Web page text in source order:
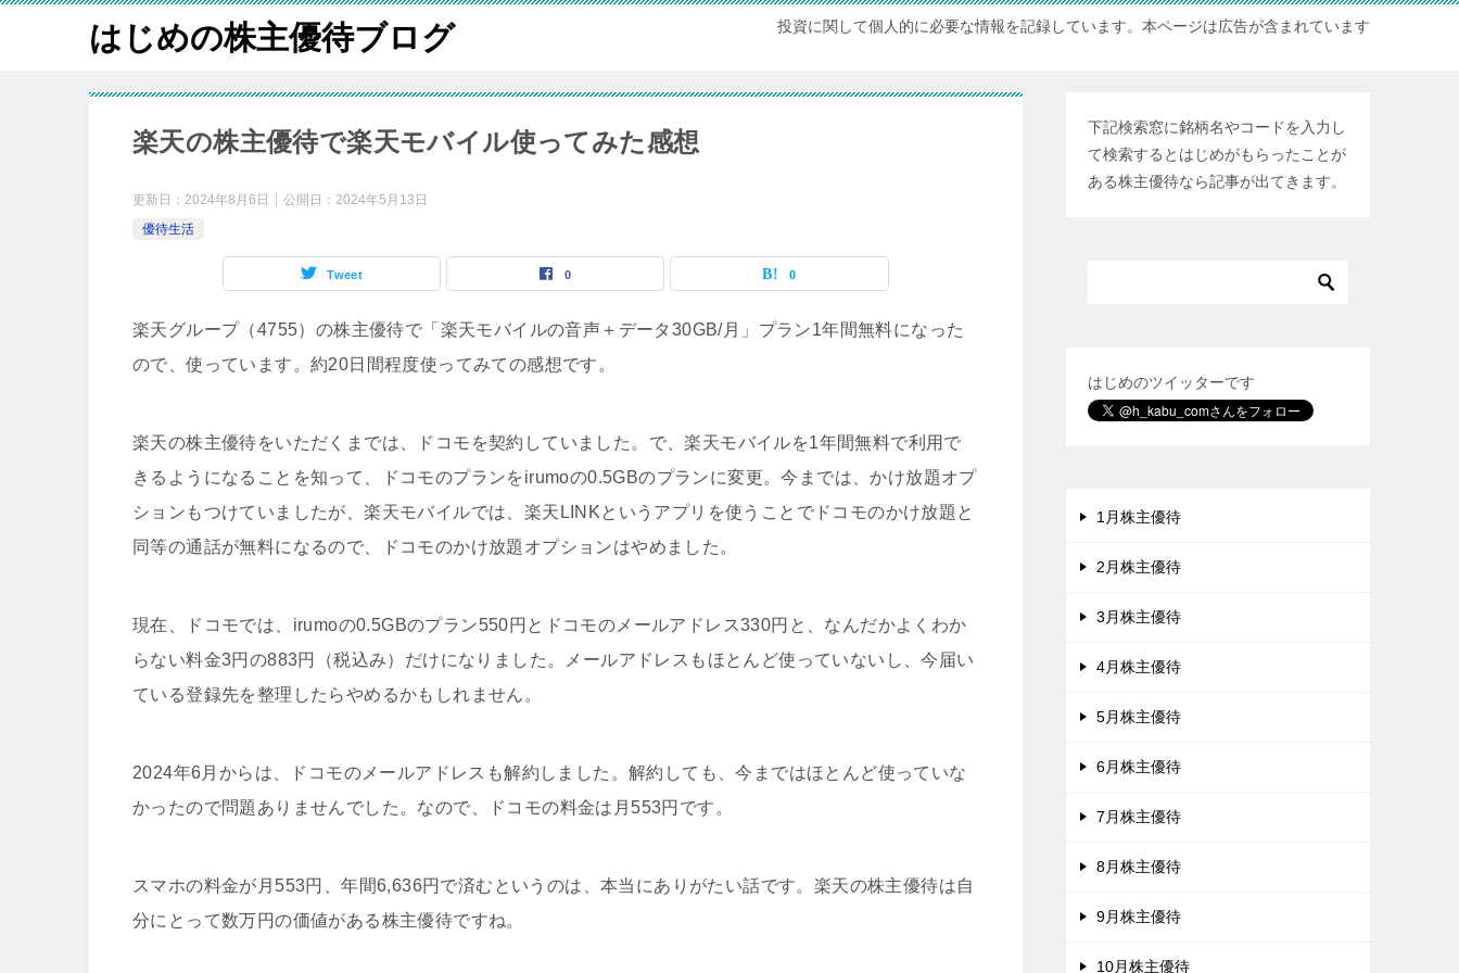
はじめの株主優待ブログ 投資に関して個人的に必要な情報を記録しています。本ページは広告が含まれています
楽天の株主優待で楽天モバイル使ってみた感想
更新日： 2024年8月6日 公開日： 2024年5月13日
優待生活
Tweet 0 0
楽天グループ（4755）の株主優待で「楽天モバイルの音声＋データ30GB/月」プラン1年間無料になった
ので、使っています。約20日間程度使ってみての感想です。
楽天の株主優待をいただくまでは、ドコモを契約していました。で、楽天モバイルを1年間無料で利用で
きるようになることを知って、ドコモのプランをirumoの0.5GBのプランに変更。今までは、かけ放題オプ
ションもつけていましたが、楽天モバイルでは、楽天LINKというアプリを使うことでドコモのかけ放題と
同等の通話が無料になるので、ドコモのかけ放題オプションはやめました。
現在、ドコモでは、irumoの0.5GBのプラン550円とドコモのメールアドレス330円と、なんだかよくわか
らない料金3円の883円（税込み）だけになりました。メールアドレスもほとんど使っていないし、今届い
ている登録先を整理したらやめるかもしれません。
2024年6月からは、ドコモのメールアドレスも解約しました。解約しても、今まではほとんど使っていな
かったので問題ありませんでした。なので、ドコモの料金は月553円です。
スマホの料金が月553円、年間6,636円で済むというのは、本当にありがたい話です。楽天の株主優待は自
分にとって数万円の価値がある株主優待ですね。
下記検索窓に銘柄名やコードを入力し
て検索するとはじめがもらったことが
ある株主優待なら記事が出てきます。
はじめのツイッターです
1月株主優待
2月株主優待
3月株主優待
4月株主優待
5月株主優待
6月株主優待
7月株主優待
8月株主優待
9月株主優待
10月株主優待